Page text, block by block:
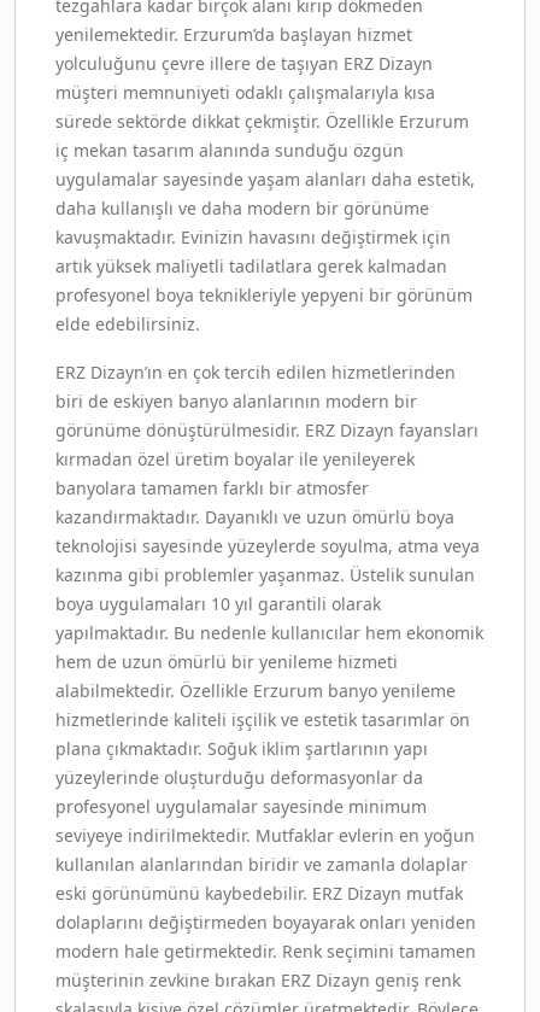
tezgahlara kadar birçok alanı kırıp dökmeden
yenilemektedir. Erzurum’da başlayan hizmet
yolculuğunu çevre illere de taşıyan ERZ Dizayn
müşteri memnuniyeti odaklı çalışmalarıyla kısa
sürede sektörde dikkat çekmiştir. Özellikle Erzurum
iç mekan tasarım alanında sunduğu özgün
uygulamalar sayesinde yaşam alanları daha estetik,
daha kullanışlı ve daha modern bir görünüme
kavuşmaktadır. Evinizin havasını değiştirmek için
artık yüksek maliyetli tadilatlara gerek kalmadan
profesyonel boya teknikleriyle yepyeni bir görünüm
elde edebilirsiniz.
ERZ Dizayn’ın en çok tercih edilen hizmetlerinden
biri de eskiyen banyo alanlarının modern bir
görünüme dönüştürülmesidir. ERZ Dizayn fayansları
kırmadan özel üretim boyalar ile yenileyerek
banyolara tamamen farklı bir atmosfer
kazandırmaktadır. Dayanıklı ve uzun ömürlü boya
teknolojisi sayesinde yüzeylerde soyulma, atma veya
kazınma gibi problemler yaşanmaz. Üstelik sunulan
boya uygulamaları 10 yıl garantili olarak
yapılmaktadır. Bu nedenle kullanıcılar hem ekonomik
hem de uzun ömürlü bir yenileme hizmeti
alabilmektedir. Özellikle Erzurum banyo yenileme
hizmetlerinde kaliteli işçilik ve estetik tasarımlar ön
plana çıkmaktadır. Soğuk iklim şartlarının yapı
yüzeylerinde oluşturduğu deformasyonlar da
profesyonel uygulamalar sayesinde minimum
seviyeye indirilmektedir. Mutfaklar evlerin en yoğun
kullanılan alanlarından biridir ve zamanla dolaplar
eski görünümünü kaybedebilir. ERZ Dizayn mutfak
dolaplarını değiştirmeden boyayarak onları yeniden
modern hale getirmektedir. Renk seçimini tamamen
müşterinin zevkine bırakan ERZ Dizayn geniş renk